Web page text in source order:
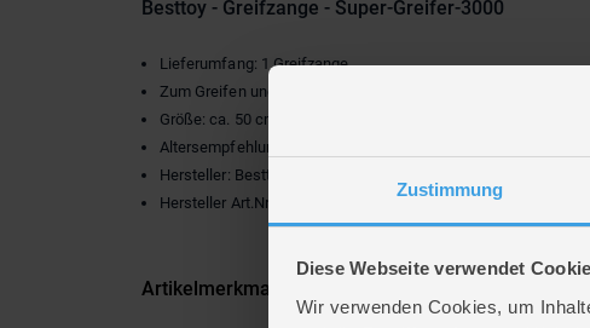
Zustimmung
Diese Webseite verwendet
Wir verwenden Cookies, um
Besttoy - Greifzange - Super-Greifer-3000
Lieferumfang: 1 Greifzange
Zum Greifen und Aufheben von Gegenständen
Größe: ca. 50 cm
Altersempfehlung: ab 3 Jahren
Hersteller: Besttoy
Hersteller Art.Nr.: B 34295
Artikelmerkmale